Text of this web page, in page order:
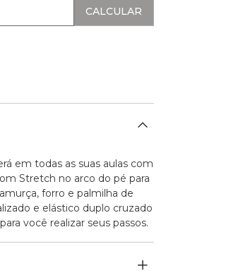
em todas as suas aulas com
Stretch no arco do pé para
forro e palmilha de
e elástico duplo cruzado
você realizar seus passos.